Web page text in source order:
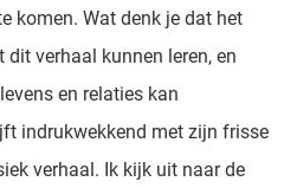
komen. Wat denk je dat het
verhaal kunnen leren, en
en relaties kan
indrukwekkend met zijn frisse
verhaal. Ik kijk uit naar de